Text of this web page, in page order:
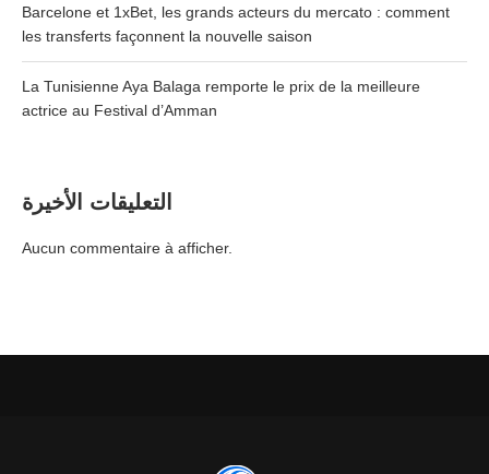
Barcelone et 1xBet, les grands acteurs du mercato : comment
les transferts façonnent la nouvelle saison
La Tunisienne Aya Balaga remporte le prix de la meilleure
actrice au Festival d’Amman
التعليقات الأخيرة
Aucun commentaire à afficher.